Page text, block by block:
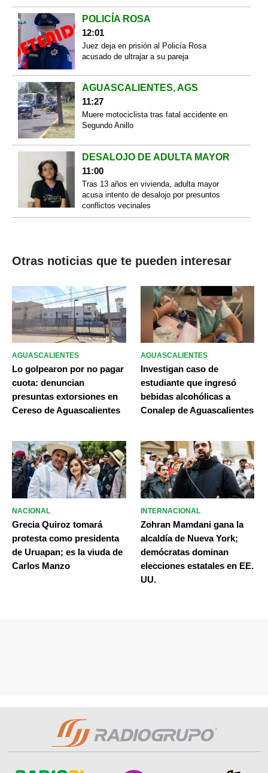
POLICÍA ROSA
12:01
Juez deja en prisión al Policía Rosa
acusado de ultrajar a su pareja
AGUASCALIENTES, AGS
11:27
Muere motociclista tras fatal accidente en
Segundo Anillo
DESALOJO DE ADULTA MAYOR
11:00
Tras 13 años en vivienda, adulta mayor
acusa intento de desalojo por presuntos
conflictos vecinales
Otras noticias que te pueden interesar
AGUASCALIENTES
Lo golpearon por no pagar
cuota: denuncian
presuntas extorsiones en
Cereso de Aguascalientes
AGUASCALIENTES
Investigan caso de
estudiante que ingresó
bebidas alcohólicas a
Conalep de Aguascalientes
NACIONAL
Grecia Quiroz tomará
protesta como presidenta
de Uruapan; es la viuda de
Carlos Manzo
INTERNACIONAL
Zohran Mamdani gana la
alcaldía de Nueva York;
demócratas dominan
elecciones estatales en EE.
UU.